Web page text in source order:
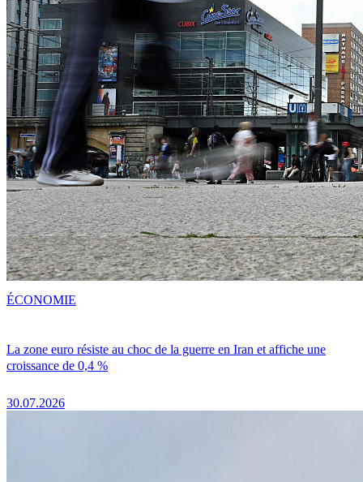
La zone euro résiste au choc de la guerre en Iran et affiche une
croissance de 0,4 %
30.07.2026
ÉCONOMIE